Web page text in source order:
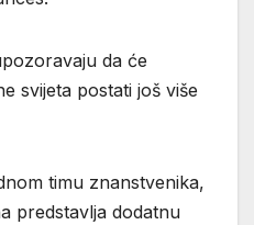
da će
svijeta postati još više
timu znanstvenika,
predstavlja dodatnu